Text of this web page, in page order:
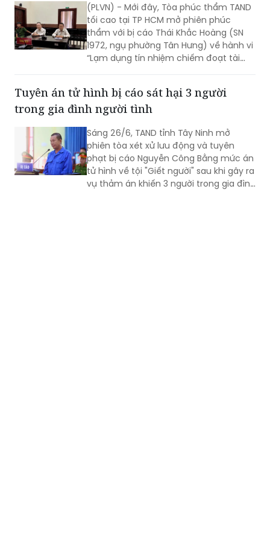
(PLVN) - Mới đây, Tòa phúc thẩm TAND
tối cao tại TP HCM mở phiên phúc
thẩm với bị cáo Thái Khắc Hoàng (SN
1972, ngụ phường Tân Hưng) về hành vi
“Lạm dụng tín nhiệm chiếm đoạt tài
Tuyên án tử hình bị cáo sát hại 3 người
trong gia đình người tình
Sáng 26/6, TAND tỉnh Tây Ninh mở
phiên tòa xét xử lưu động và tuyên
phạt bị cáo Nguyễn Công Bằng mức án
tử hình về tội "Giết người" sau khi gây ra
vụ thảm án khiến 3 người trong gia đình